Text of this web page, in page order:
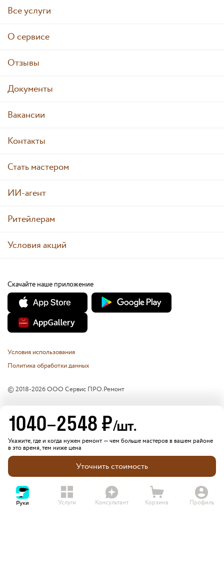
Все услуги
О сервисе
Отзывы
Документы
Вакансии
Контакты
Стать мастером
ИИ-агент
Ритейлерам
Условия акций
Скачайте наше приложение
© 2018-2026ООО Сервис ПРО.Ремонт
Условия использования
Политика обработки данных
1040–2548₽/шт.
Укажите, где и когда нужен ремонт — чем больше мастеров в вашем районе
в это время, тем ниже цена
Уточнить стоимость
Услуги Консультант Корзина Профиль